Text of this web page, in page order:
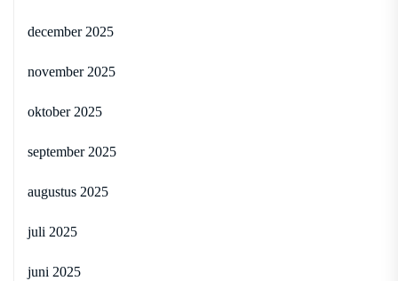
december 2025
november 2025
oktober 2025
september 2025
augustus 2025
juli 2025
juni 2025